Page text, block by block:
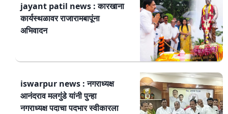
jayant patil news : कारखाना
कार्यस्थळावर राजारामबापूंना
अभिवादन
iswarpur news : नगराध्यक्ष
आनंदराव मलगुंडे यांनी पुन्हा
नगराध्यक्ष पदाचा पदभार स्वीकारला